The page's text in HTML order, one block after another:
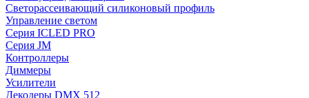
Светорассеивающий силиконовый профиль
Управление светом
Серия ICLED PRO
Серия JM
Контроллеры
Диммеры
Усилители
Декодеры DMX 512